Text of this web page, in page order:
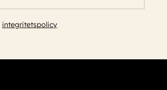
integritetspolicy